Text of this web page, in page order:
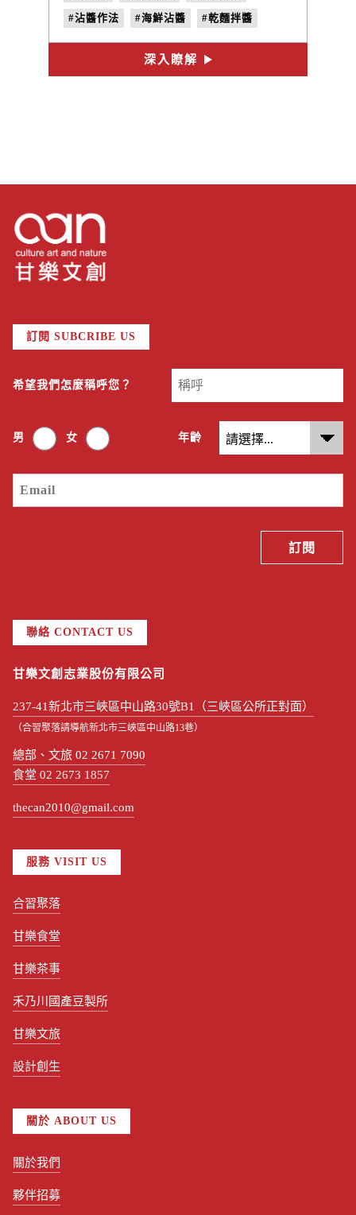
#沾醬作法 #海鮮沾醬 #乾麵拌醬
#醬料調配
深入瞭解
訂閱 SUBCRIBE US
希望我們怎麼稱呼您？
男 女 年齡
聯絡 CONTACT US
甘樂文創志業股份有限公司
237-41新北市三峽區中山路30號B1（三峽區公所正對面）
（合習聚落請導航新北市三峽區中山路13巷）
總部、文旅 02 2671 7090
食堂 02 2673 1857
thecan2010@gmail.com
服務 VISIT US
合習聚落
甘樂食堂
甘樂茶事
禾乃川國產豆製所
甘樂文旅
設計創生
關於 ABOUT US
關於我們
夥伴招募